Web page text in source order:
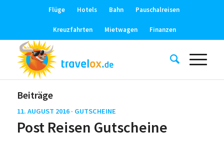
Flüge Hotels Bahn Pauschalreisen
Kreuzfahrten Mietwagen Finanzen
Beiträge
11. AUGUST 2016 · GUTSCHEINE
Post Reisen Gutscheine